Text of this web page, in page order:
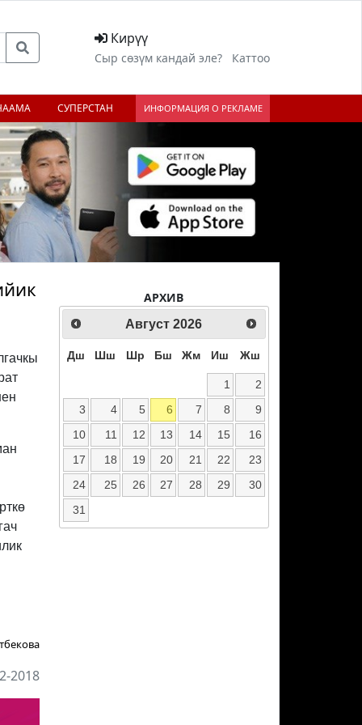
Кирүү
Сыр сөзүм кандай эле? Каттоо
СУПЕРСТАН ИНФОРМАЦИЯ О РЕКЛАМЕ
2018
АРХИВ
Август 2026
Дш Шш Шр Бш Жм Иш Жш
1
2
3
4 5 6 7 8
9
10
11 12 13 14 15
16
17
18 19 20 21 22
23
24
25 26 27 28 29
30
31